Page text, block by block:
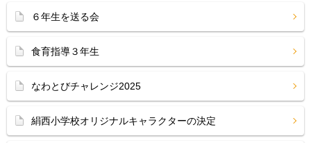
６年生を送る会
食育指導３年生
なわとびチャレンジ2025
絹西小学校オリジナルキャラクターの決定